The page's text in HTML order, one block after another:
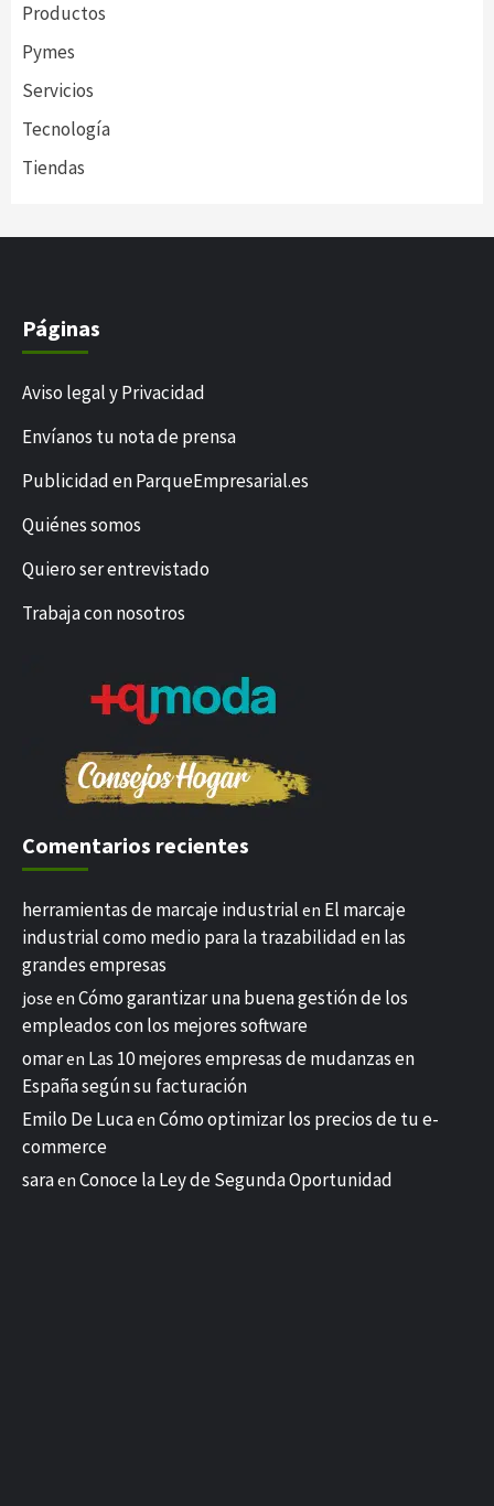
Productos
Pymes
Servicios
Tecnología
Tiendas
Páginas
Aviso legal y Privacidad
Envíanos tu nota de prensa
Publicidad en ParqueEmpresarial.es
Quiénes somos
Quiero ser entrevistado
Trabaja con nosotros
Comentarios recientes
herramientas de marcaje industrial en El marcaje
industrial como medio para la trazabilidad en las
grandes empresas
jose en Cómo garantizar una buena gestión de los
empleados con los mejores software
omaren Las 10 mejores empresas de mudanzas en
España según su facturación
Emilo De Lucaen Cómo optimizar los precios de tu e-
commerce
saraen Conoce la Ley de Segunda Oportunidad